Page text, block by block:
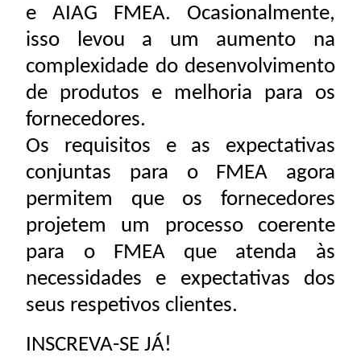
e AIAG FMEA. Ocasionalmente,
isso levou a um aumento na
complexidade do desenvolvimento
de produtos e melhoria para os
fornecedores.
Os requisitos e as expectativas
conjuntas para o FMEA agora
permitem que os fornecedores
projetem um processo coerente
para o FMEA que atenda às
necessidades e expectativas dos
seus respetivos clientes.
INSCREVA-SE JÁ!